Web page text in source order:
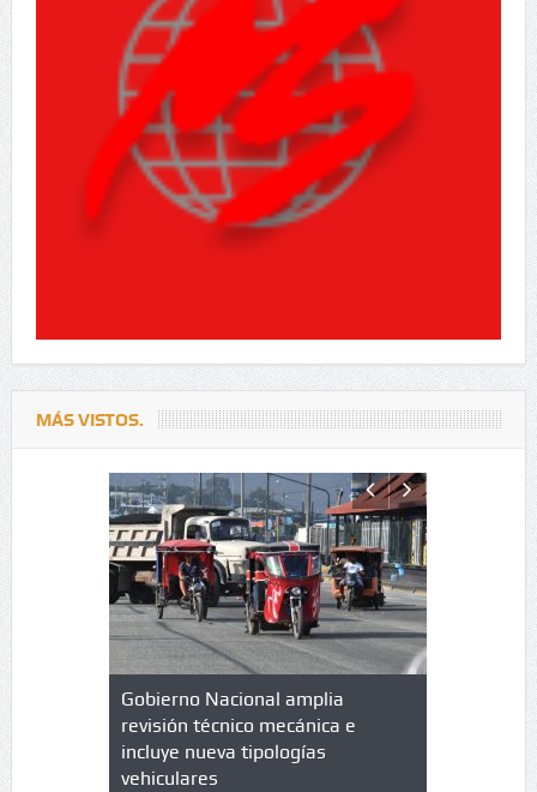
MÁS VISTOS.
de
en
Gobierno Nacional amplia
revisión técnico mecánica e
incluye nueva tipologías
vehiculares